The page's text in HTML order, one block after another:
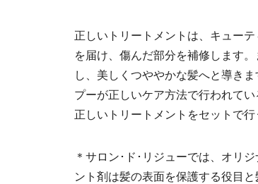
正しいトリートメントは、キュー
を届け、傷んだ部分を補修します
し、美しくつややかな髪へと導き
プーが正しいケア方法で行われて
正しいトリートメントをセットで行
＊サロン･ド･リジューでは、オリ
ント剤は髪の表面を保護する役目